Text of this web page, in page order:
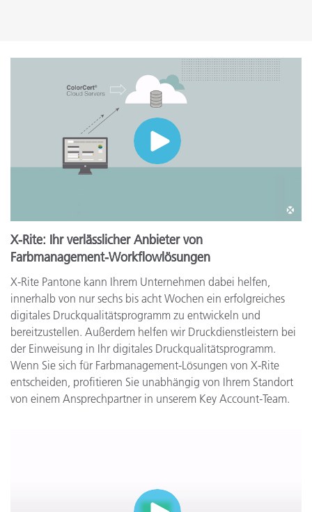
X-Rite: Ihr verlässlicher Anbieter von
Farbmanagement-Workflowlösungen
X-Rite Pantone kann Ihrem Unternehmen dabei helfen,
innerhalb von nur sechs bis acht Wochen ein erfolgreiches
digitales Druckqualitätsprogramm zu entwickeln und
bereitzustellen. Außerdem helfen wir Druckdienstleistern bei
der Einweisung in Ihr digitales Druckqualitätsprogramm.
Wenn Sie sich für Farbmanagement-Lösungen von X-Rite
entscheiden, profitieren Sie unabhängig von Ihrem Standort
von einem Ansprechpartner in unserem Key Account-Team.